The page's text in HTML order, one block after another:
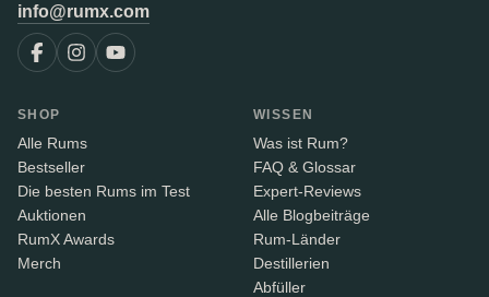
info@rumx.com
SHOP
Alle Rums
Bestseller
Die besten Rums im Test
Auktionen
RumX Awards
Merch
WISSEN
Was ist Rum?
FAQ & Glossar
Expert-Reviews
Alle Blogbeiträge
Rum-Länder
Destillerien
Abfüller